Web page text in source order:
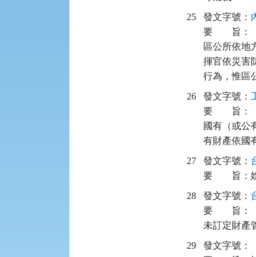
25
發文字號：
要
旨：
區公所依地
揮官依災害
行為，惟區
26
發文字號：
要
旨：
國有（或公
有財產依國
27
發文字號：
要
旨：
28
發文字號：
要
旨：
未訂定財產
29
發文字號：